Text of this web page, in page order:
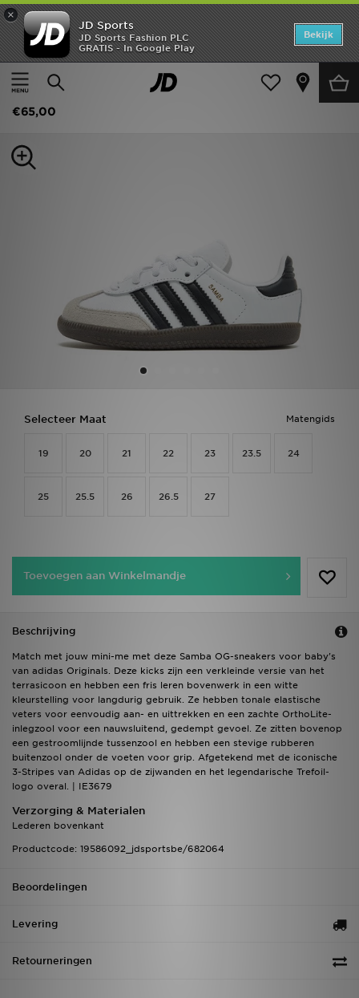
×
JD Sports
JD Sports Fashion PLC
GRATIS - In Google Play
Bekijk
Thuis
Kids Babyschoenen (Maten 16-27) Alle Sneakers
adidas Originals Samba OG Infant
€65,00
Matengids
Selecteer Maat
19 20 21 22 23 23.5 24
25 25.5 26 26.5 27
Toevoegen aan Winkelmandje
Beschrijving
Match met jouw mini-me met deze Samba OG-sneakers voor baby's
van adidas Originals. Deze kicks zijn een verkleinde versie van het
terrasicoon en hebben een fris leren bovenwerk in een witte
kleurstelling voor langdurig gebruik. Ze hebben tonale elastische
veters voor eenvoudig aan- en uittrekken en een zachte OrthoLite-
inlegzool voor een nauwsluitend, gedempt gevoel. Ze zitten bovenop
een gestroomlijnde tussenzool en hebben een stevige rubberen
buitenzool onder de voeten voor grip. Afgetekend met de iconische
3-Stripes van Adidas op de zijwanden en het legendarische Trefoil-
logo overal. | IE3679
Verzorging & Materialen
Lederen bovenkant
Productcode: 19586092_jdsportsbe/682064
Beoordelingen
Levering
Retourneringen
Home
Offers
Dames
Wie wij zijn